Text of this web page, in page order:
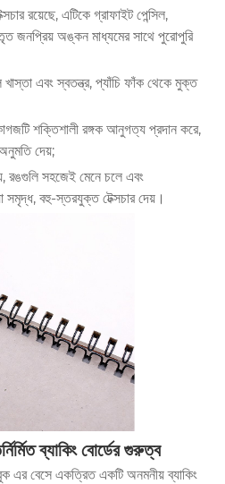
রয়েছে, এটিকে গ্রাফাইট পেন্সিল,
জনপ্রিয় অঙ্কন মাধ্যমের সাথে পুরোপুরি
খাস্তা এবং স্বতন্ত্র, প্যাঁচি ফাঁক থেকে মুক্ত
শক্তিশালী রঙ্গক আনুগত্য প্রদান করে,
অনুমতি দেয়;
রঙগুলি সহজেই মেনে চলে এবং
সমৃদ্ধ, বহু-স্তরযুক্ত টেক্সচার দেয়।
ব্যাকিং বোর্ডের গুরুত্ব
এর বেসে একত্রিত একটি অনমনীয় ব্যাকিং